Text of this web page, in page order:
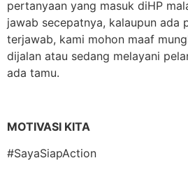
pertanyaan yang masuk diHP
jawab secepatnya, kalaupun ada
terjawab, kami mohon maaf
dijalan atau sedang melayani
ada tamu.
MOTIVASI KITA
#SayaSiapAction